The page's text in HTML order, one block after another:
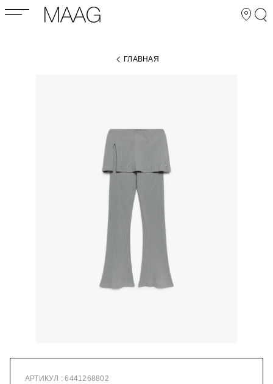
ГЛАВНАЯ
АРТИКУЛ : 6441268802